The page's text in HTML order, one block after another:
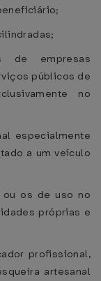
empresas
públicos de
no
especialmente
a um veículo
os de uso no
próprias e
profissional,
artesanal